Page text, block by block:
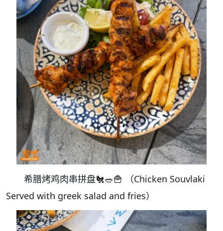
希腊烤鸡肉串拼盘🐔🥗🍟 （Chicken Souvlaki
Served with greek salad and fries）